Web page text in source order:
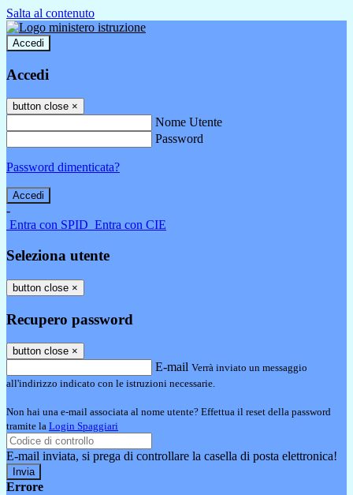
Salta al contenuto
Accedi
Accedi
button close ×
Nome Utente
Password
Password dimenticata?
-
Entra con SPID Entra con CIE
Seleziona utente
button close ×
Recupero password
button close ×
E-mail Verrà inviato un messaggio
all'indirizzo indicato con le istruzioni necessarie.
Non hai una e-mail associata al nome utente? Effettua il reset della password
tramite la Login Spaggiari
E-mail inviata, si prega di controllare la casella di posta elettronica!
Errore